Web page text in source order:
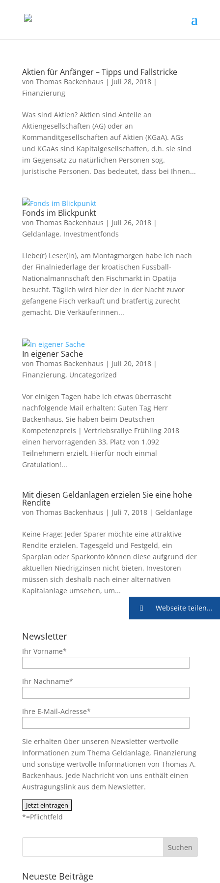
Aktien für Anfänger – Tipps und Fallstricke
von Thomas Backenhaus | Juli 28, 2018|
Finanzierung
Was sind Aktien? Aktien sind Anteile an
Aktiengesellschaften (AG) oder an
Kommanditgesellschaften auf Aktien (KGaA). AGs
und KGaAs sind Kapitalgesellschaften, d.h. sie sind
im Gegensatz zu natürlichen Personen sog.
juristische Personen. Das bedeutet, dass bei Ihnen...
Fonds im Blickpunkt
von Thomas Backenhaus | Juli 26, 2018|
Geldanlage, Investmentfonds
Liebe(r) Leser(in), am Montagmorgen habe ich nach
der Finalniederlage der kroatischen Fussball-
Nationalmannschaft den Fischmarkt in Opatija
besucht. Täglich wird hier der in der Nacht zuvor
gefangene Fisch verkauft und bratfertig zurecht
gemacht. Die Verkäuferinnen...
In eigener Sache
von Thomas Backenhaus | Juli 20, 2018|
Finanzierung, Uncategorized
Vor einigen Tagen habe ich etwas überrascht
nachfolgende Mail erhalten: Guten Tag Herr
Backenhaus, Sie haben beim Deutschen
Kompetenzpreis | Vertriebsrallye Frühling 2018
einen hervorragenden 33. Platz von 1.092
Teilnehmern erzielt. Hierfür noch einmal
Gratulation!...
Mit diesen Geldanlagen erzielen Sie eine hohe
Rendite
von Thomas Backenhaus | Juli 7, 2018| Geldanlage
Keine Frage: Jeder Sparer möchte eine attraktive
Rendite erzielen. Tagesgeld und Festgeld, ein
Sparplan oder Sparkonto können diese aufgrund der
aktuellen Niedrigzinsen nicht bieten. Investoren
müssen sich deshalb nach einer alternativen
Kapitalanlage umsehen, um...
Newsletter
Ihr Vorname*
Ihr Nachname*
Ihre E-Mail-Adresse*
Sie erhalten über unseren Newsletter wertvolle
Informationen zum Thema Geldanlage, Finanzierung
und sonstige wertvolle Informationen von Thomas A.
Backenhaus. Jede Nachricht von uns enthält einen
Austragungslink aus dem Newsletter.
*=Pflichtfeld
Neueste Beiträge
Webseite teilen...